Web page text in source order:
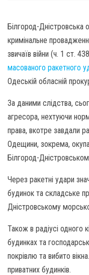
Білгород-Дністровська
кримінальне
звичаїв війни (ч. 1 ст.
масованого ракетного
Одеській обласній
За даними слідства,
агресора, нехтуючи
права, вкотре завдали
Одещини, зокрема,
Білгород-
Через ракетні удари
будинок та складське
Дністровському
Також в радіусі одного
будинках та
покрівлю та вибито
приватних будинків.